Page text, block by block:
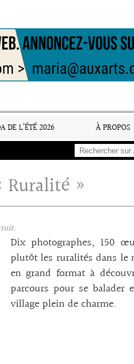
DE L’ÉTÉ 2026 À PROPOS
»
Dix photographes, 150
plutôt les ruralités dans le
en grand format à
parcours pour se balader
village plein de charme.